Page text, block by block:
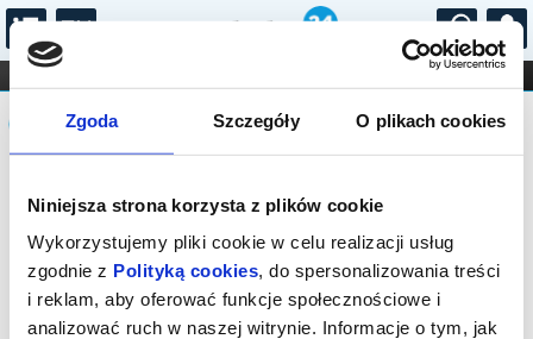
Zgoda Szczegóły O plikach cookies
Niniejsza strona korzysta z plików cookie
Wykorzystujemy pliki cookie w celu realizacji usług
zgodnie z Polityką cookies, do spersonalizowania treści
i reklam, aby oferować funkcje społecznościowe i
analizować ruch w naszej witrynie. Informacje o tym, jak
...
FILHARMONIA OPERA I BALET
STAND-UP
DLA DZIECI
Komunikat
Sprzedaż biletów on-line na wydarzenie
została zakończona.